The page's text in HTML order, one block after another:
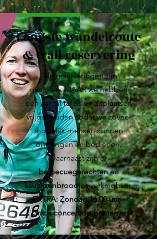
Langste wandelroute
& trail reservering
Tafelreserveringen zijn
gesloten, MAAR we hebben
een aantal tafels en zitplaatsen
vrijgehouden zodat we zoveel
mogelijk mensen kunnen
ontvangen en bedienen.
Daarnaast zijn er
barbecuegerechten en
saucijzenbroodjesverkrijgbaar.
EXTRA: Zondag 16.00 uur -
Gratis concert op het terras